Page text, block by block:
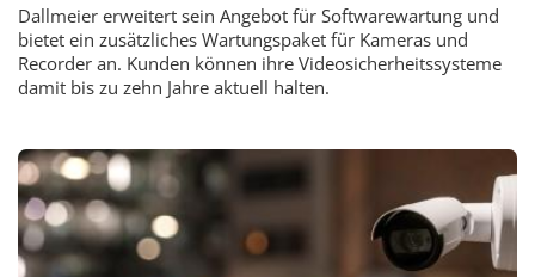
Dallmeier erweitert sein Angebot für Softwarewartung und
bietet ein zusätzliches Wartungspaket für Kameras und
Recorder an. Kunden können ihre Videosicherheitssysteme
damit bis zu zehn Jahre aktuell halten.